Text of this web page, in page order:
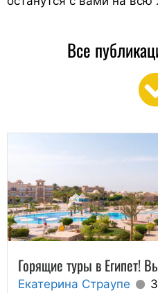
Все
Горящие туры в Египет!
Екатерина Страупе